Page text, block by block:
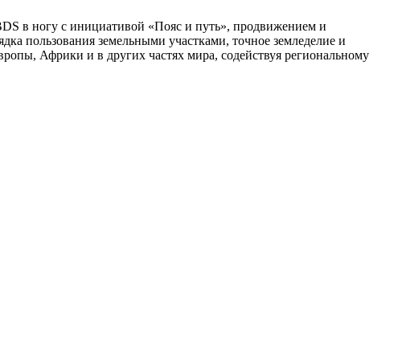
в ногу с инициативой «Пояс и путь», продвижением и
пользования земельными участками, точное земледелие и
Африки и в других частях мира, содействуя региональному